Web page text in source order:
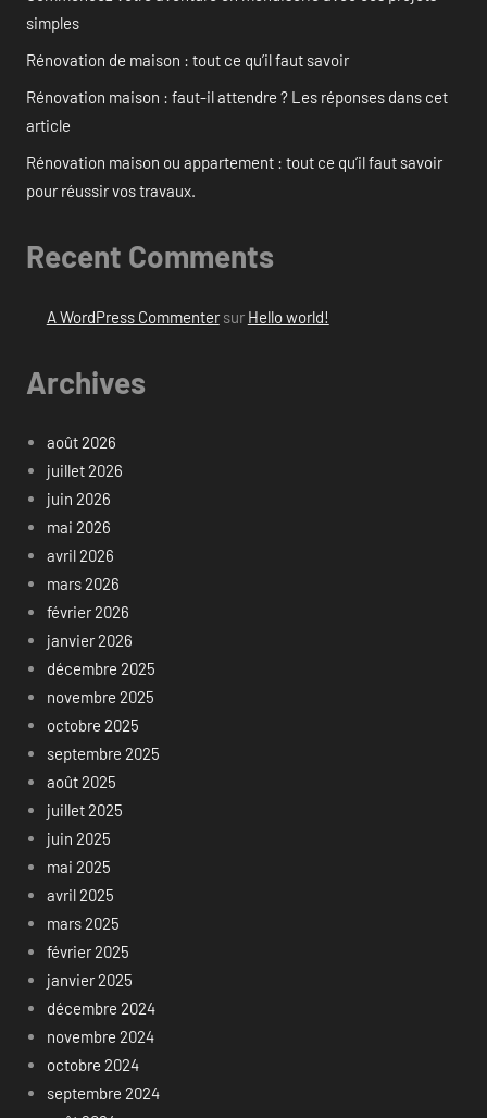
simples
Rénovation de maison : tout ce qu’il faut savoir
Rénovation maison : faut-il attendre ? Les réponses dans cet
article
Rénovation maison ou appartement : tout ce qu’il faut savoir
pour réussir vos travaux.
Recent Comments
A WordPress Commentersur Hello world!
Archives
août 2026
juillet 2026
juin 2026
mai 2026
avril 2026
mars 2026
février 2026
janvier 2026
décembre 2025
novembre 2025
octobre 2025
septembre 2025
août 2025
juillet 2025
juin 2025
mai 2025
avril 2025
mars 2025
février 2025
janvier 2025
décembre 2024
novembre 2024
octobre 2024
septembre 2024